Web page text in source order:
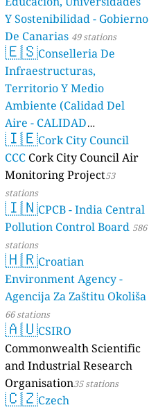
Y Sostenibilidad - Gobierno
De Canarias 49 stations
🇪🇸Conselleria De
Infraestructuras,
Territorio Y Medio
Ambiente (Calidad Del
Aire - CALIDAD
AMBIENTAL) 23 stations
🇮🇪Cork City Council
CCC Cork City Council Air
Monitoring Project53
stations
🇮🇳CPCB - India Central
Pollution Control Board 586
stations
🇭🇷Croatian
Environment Agency -
Agencija Za Zaštitu Okoliša
66 stations
🇦🇺CSIRO
Commonwealth Scientific
and Industrial Research
Organisation35 stations
🇨🇿Czech